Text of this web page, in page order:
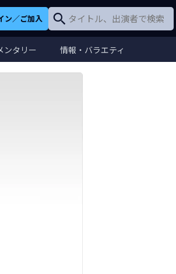
ン／ご加入
ンタリー 情報・バラエティ